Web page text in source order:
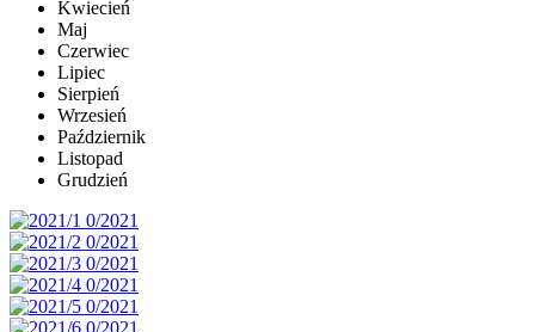
Kwiecień
Maj
Czerwiec
Lipiec
Sierpień
Wrzesień
Październik
Listopad
Grudzień